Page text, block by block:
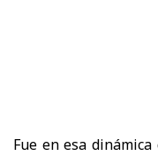
Fue en esa